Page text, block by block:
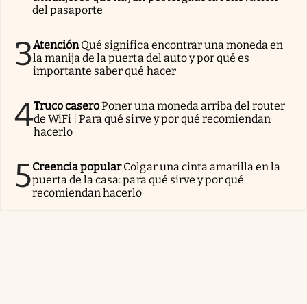
del pasaporte
3AtenciónQué significa encontrar una moneda en
la manija de la puerta del auto y por qué es
importante saber qué hacer
4Truco caseroPoner una moneda arriba del router
de WiFi | Para qué sirve y por qué recomiendan
hacerlo
5Creencia popularColgar una cinta amarilla en la
puerta de la casa: para qué sirve y por qué
recomiendan hacerlo